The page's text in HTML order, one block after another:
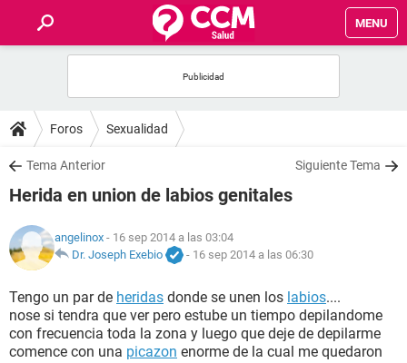
MENU
FOROS
SALUD
NUTRICIÓN
BIENESTAR
SEXUALIDAD
Foros Sexualidad
Tema Anterior Siguiente Tema
Herida en union de labios genitales
angelinox - 16 sep 2014 a las 03:04
Dr. Joseph Exebio
- 16 sep 2014 a las 06:30
Tengo un par de heridas donde se unen los labios....
nose si tendra que ver pero estube un tiempo depilandome
con frecuencia toda la zona y luego que deje de depilarme
comence con una picazon enorme de la cual me quedaron